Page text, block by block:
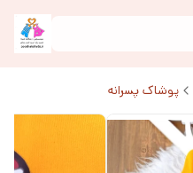
پوشاک پسرانه